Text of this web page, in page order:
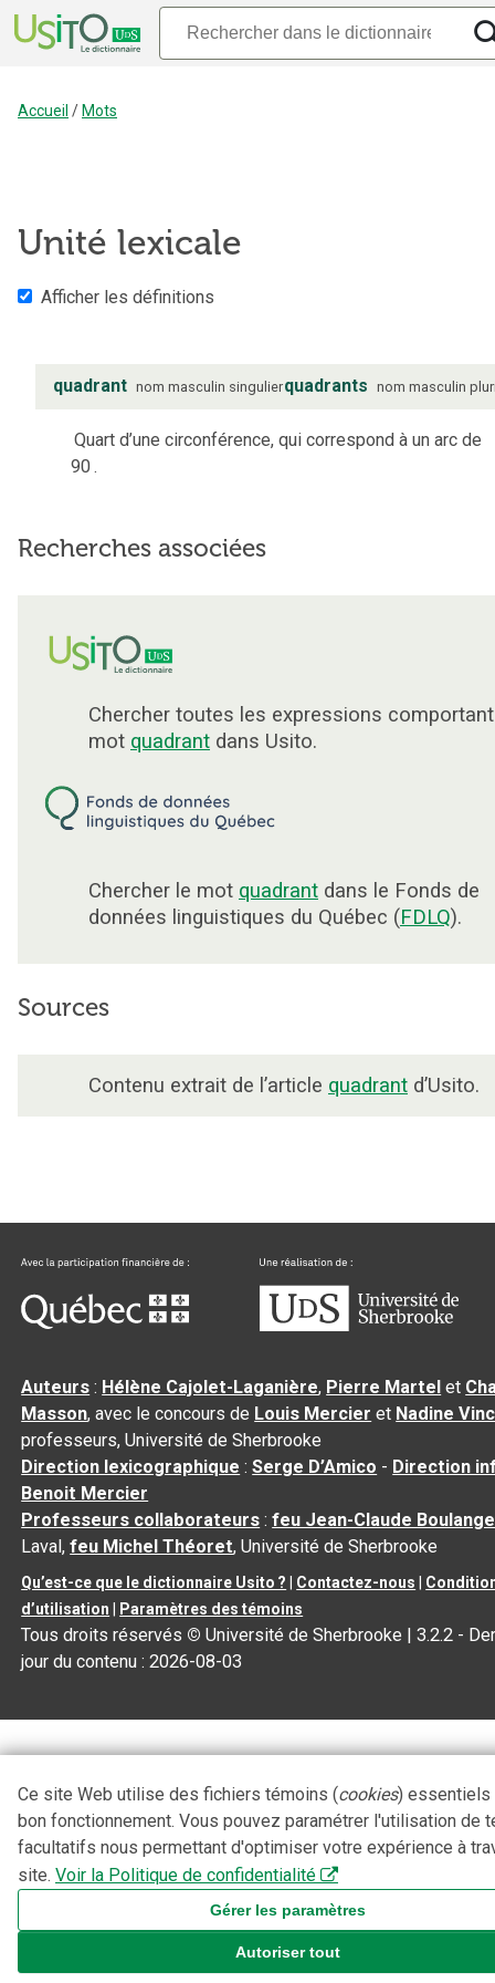
Accueil / Mots
Unité lexicale
Afficher les définitions
quadrant nom masculin singulierquadrants nom masculin
Quart d’une circonférence, qui correspond à un arc de
90 .
Recherches associées
Chercher toutes les expressions
mot quadrant dans Usito.
Chercher le mot quadrant dans le Fonds de
données linguistiques du Québec (FDLQ).
Sources
Contenu extrait de l’article quadrant d’Usito.
Auteurs : Hélène Cajolet-Laganière, Pierre Martel et
Masson, avec le concours de Louis Mercier et Nadine
professeurs, Université de Sherbrooke
Direction lexicographique :Serge D’Amico - Direction
Benoit Mercier
Professeurs collaborateurs :feu Jean-Claude
Laval,feu Michel Théoret, Université de Sherbrooke
Qu’est-ce que le dictionnaire Usito ? Contactez-nous
d’utilisation
Paramètres des témoins
Tous droits réservés © Université de Sherbrooke |3.2.2 -
jour du contenu :2026-08-03
Ce site Web utilise des fichiers témoins (cookies) essentiels
bon fonctionnement. Vous pouvez paramétrer l'utilisation de
facultatifs nous permettant d'optimiser votre expérience à
site. Voir la Politique de confidentialité
Gérer les paramètres
Autoriser tout